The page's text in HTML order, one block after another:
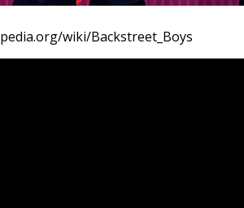
wiki/Backstreet_Boys